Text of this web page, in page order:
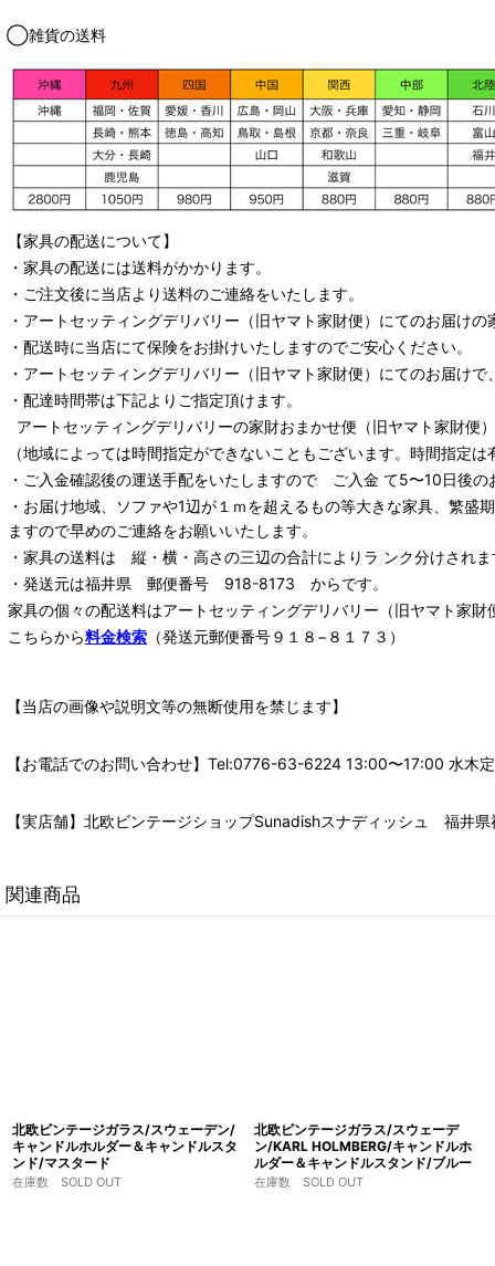
◯雑貨の送料
【家具の配送について】
・家具の配送には送料がかかります。
・ご注文後に当店より送料のご連絡をいたします。
・ アートセッティングデリバリー （旧ヤマト家財便） にてのお届けの
・配送時に当店にて保険をお掛けいたしますのでご安心ください。
・ アートセッティングデリバリー （旧ヤマト家財便） にてのお届けで
・配達時間帯は下記よりご指定頂けます。
アートセッティングデリバリーの家財おまかせ便 （旧ヤマト家財便
（地域によっては時間指定ができないこともございます。時間指定
・ご入金確認後の運送手配をいたしますので ご入金 て5〜10日後の
・お届け地域、ソファや1辺が１ｍを超えるもの等大きな家具、繁
ますので早めのご連絡をお願いいたします。
・家具の送料は 縦・横・高さの三辺の合計によりラ ンク分けされま
・発送元は福井県 郵便番号 918-8173 からです。
家具の個々の配送料はアートセッティングデリバリー （旧ヤマト家財
こちらから料金検索 （発送元郵便番号９１８−８１７３）
【当店の画像や説明文等の無断使用を禁じます】
【お電話でのお問い合わせ】Tel:0776-63-6224 13:00〜17:00 水木
【実店舗】北欧ビンテージショップSunadishスナディッシュ 福井
関連商品
北欧ビンテージガラス/スウェーデン/
キャンドルホルダー＆キャンドルスタ
ンド/マスタード
在庫数 SOLD OUT
北欧ビンテージガラス/スウェーデ
ン/KARL HOLMBERG/キャンドルホ
ルダー＆キャンドルスタンド/ブルー
在庫数 SOLD OUT